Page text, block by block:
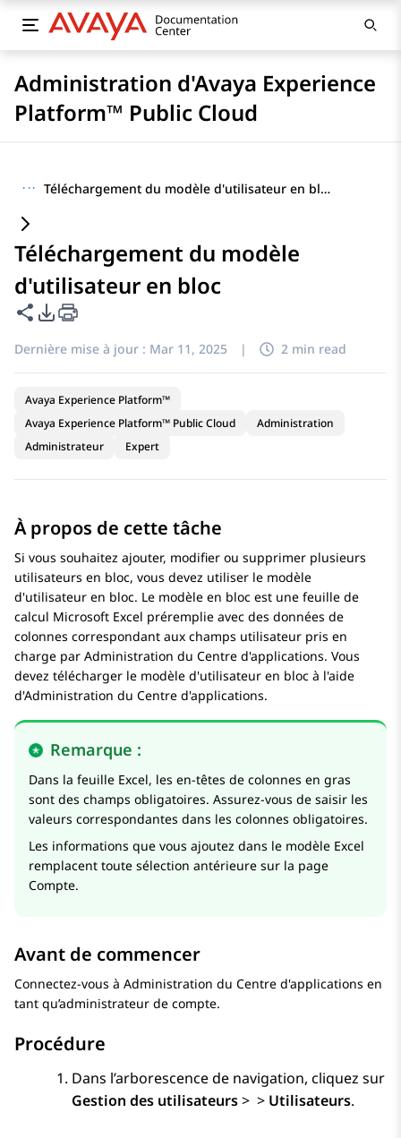
Administration d'Avaya Experience
Platform™ Public Cloud
··· Téléchargement du modèle d'utilisateur en bloc
Téléchargement du modèle
d'utilisateur en bloc
Partager cette page
Options d'exportation PDF
Dernière mise à jour : Mar 11, 2025 | 2 min read
Avaya Experience Platform™
Avaya Experience Platform™ Public Cloud
Administration
Administrateur
Expert
À propos de cette tâche
Si vous souhaitez ajouter, modifier ou supprimer plusieurs
utilisateurs en bloc, vous devez utiliser le modèle
d'utilisateur en bloc. Le modèle en bloc est une feuille de
calcul Microsoft Excel préremplie avec des données de
colonnes correspondant aux champs utilisateur pris en
charge par Administration du Centre d'applications. Vous
devez télécharger le modèle d'utilisateur en bloc à l'aide
d'Administration du Centre d'applications.
Remarque :
Dans la feuille Excel, les en-têtes de colonnes en gras
sont des champs obligatoires. Assurez-vous de saisir les
valeurs correspondantes dans les colonnes obligatoires.
Les informations que vous ajoutez dans le modèle Excel
remplacent toute sélection antérieure sur la page
Compte.
Avant de commencer
Connectez-vous à Administration du Centre d'applications en
tant qu’administrateur de compte.
Procédure
Dans l’arborescence de navigation, cliquez sur
Gestion des utilisateurs> > Utilisateurs.